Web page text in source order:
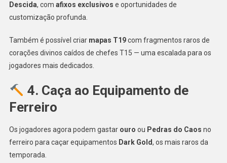
Descida, com afixos exclusivos e oportunidades de
customização profunda.
Também é possível criar mapas T19com fragmentos raros de
corações divinos caídos de chefes T15 — uma escalada para os
jogadores mais dedicados.
4. Caça ao Equipamento de
Ferreiro
Os jogadores agora podem gastar ouro ou Pedras do Caos no
ferreiro para caçar equipamentos Dark Gold, os mais raros da
temporada.